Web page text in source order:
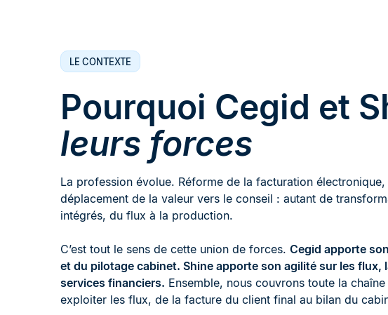
LE CONTEXTE
Pourquoi Cegid et
leurs forces
La profession évolue. Réforme de la facturation
déplacement de la valeur vers le conseil : autant de
intégrés, du flux à la production.
C’est tout le sens de cette union de forces. Cegid apporte
et du pilotage cabinet. Shine apporte son agilité sur les
services financiers. Ensemble, nous couvrons toute la
exploiter les flux, de la facture du client final au bilan du